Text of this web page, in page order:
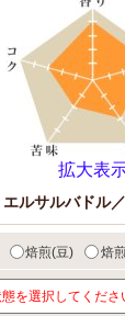
拡大表
エルサルバドル
焙煎(豆) 焙